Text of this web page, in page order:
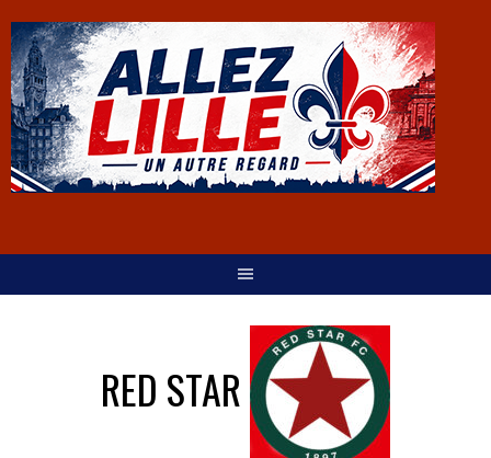
RED STAR